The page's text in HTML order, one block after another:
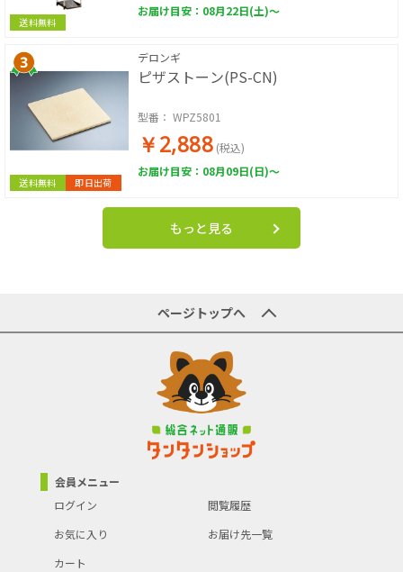
送料無料
お届け目安：08月22日(土)～
送料無料 即日出荷
デロンギ
ピザストーン(PS-CN)
型番： WPZ5801
￥2,888 (税込)
お届け目安：08月09日(日)～
もっと見る
ページトップへ
会員メニュー
ログイン
閲覧履歴
お気に入り
お届け先一覧
カート